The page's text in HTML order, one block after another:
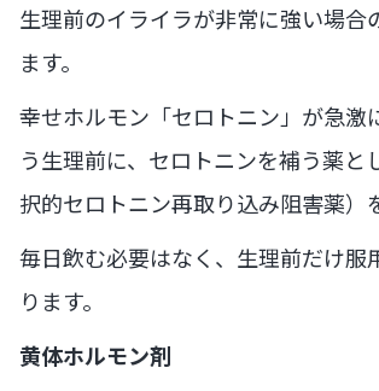
生理前のイライラが非常に強い場合
ます。
幸せホルモン「セロトニン」が急激
う生理前に、セロトニンを補う薬と
択的セロトニン再取り込み阻害薬）
毎日飲む必要はなく、生理前だけ服
ります。
黄体ホルモン剤